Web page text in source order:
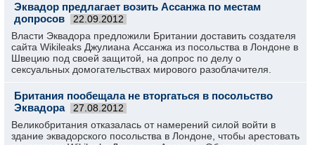
Эквадор предлагает возить Ассанжа по местам
допросов
22.09.2012
Власти Эквадора предложили Британии доставить создателя
сайта Wikileaks Джулиана Ассанжа из посольства в Лондоне в
Швецию под своей защитой, на допрос по делу о
сексуальных домогательствах мирового разоблачителя.
Британия пообещала не вторгаться в посольство
Эквадора
27.08.2012
Великобритания отказалась от намерений силой войти в
здание эквадорского посольства в Лондоне, чтобы арестовать